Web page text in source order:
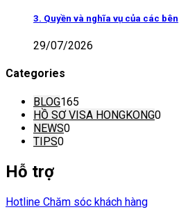
3. Quyền và nghĩa vụ của các bên
29/07/2026
Categories
BLOG165
HỒ SƠ VISA HONGKONG0
NEWS0
TIPS0
Hỗ trợ
Hotline Chăm sóc khách hàng